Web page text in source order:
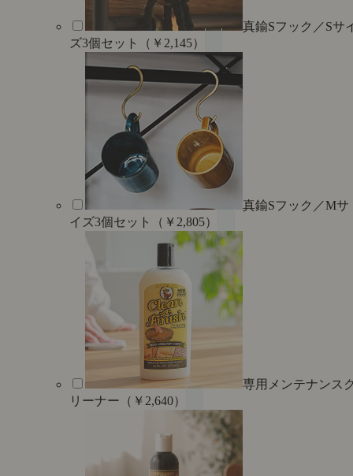
真鍮Sフック／Sサ
ズ3個セット（￥2,145）
真鍮Sフック／Mサ
イズ3個セット（￥2,805）
専用メンテナンス
リーナー（￥2,640）